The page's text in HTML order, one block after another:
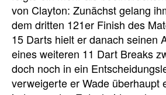
von Clayton: Zunächst gelang
dem dritten 121er Finish des
15 Darts hielt er danach seinen
eines weiteren 11 Dart Breaks
doch noch in ein
verweigerte er Wade überhaupt